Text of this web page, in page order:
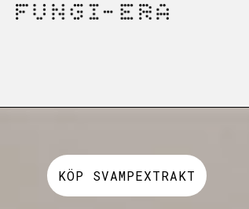
GÅ VIDARE TILL INNEHÅLL
KÖP SVAMPEXTRAKT